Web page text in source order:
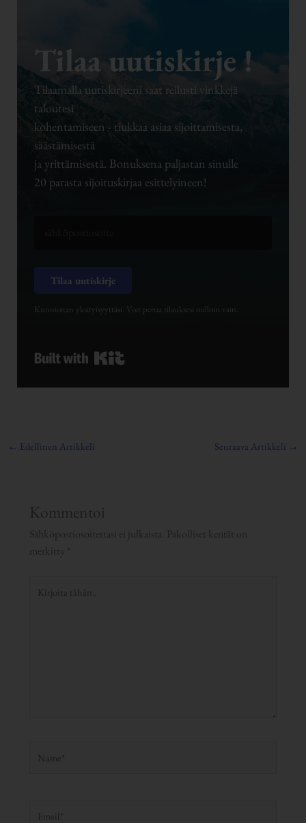
Tilaa uutiskirje !
Tilaamalla uutiskirjeeni saat reilusti vinkkejä
taloutesi
kohentamiseen - tiukkaa asiaa sijoittamisesta,
säästämisestä
ja yrittämisestä. Bonuksena paljastan sinulle
20 parasta sijoituskirjaa esittelyineen!
Tilaa uutiskirje
Kunnioitan yksityisyyttäsi. Voit perua tilauksesi milloin vain.
← Edellinen Artikkeli Seuraava Artikkeli →
Kommentoi
Sähköpostiosoitettasi ei julkaista. Pakolliset kentät on
merkitty *